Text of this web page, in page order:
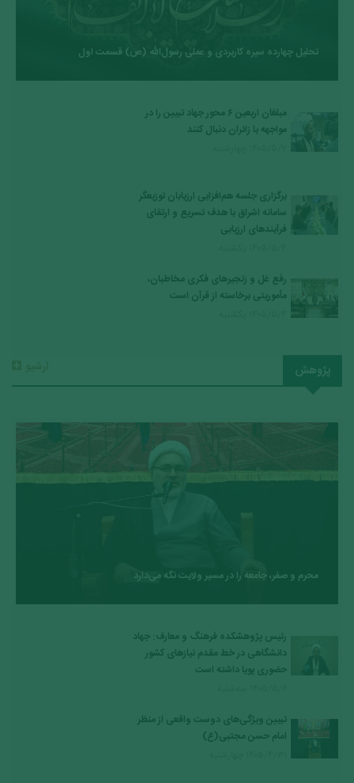
تحلیل چهارده سیره کاربردی و عملی رسول‌الله (ص) قسمت اول
مبلغان اربعین ۶ محور جهاد تبیین را در
مواجهه با زائران دنبال کنند
برگزاری جلسه هم‌افزایی ارزیابان توزیعگر
سامانه اشراق با هدف تسریع و ارتقای
فرآیندهای ارزیابی
رفع غل‌ و زنجیرهای فکری مخاطبان،
مأموریتی برخاسته از قرآن است
پژوهش
محرم و صفر، جامعه را در مسیر ولایت نگه می‌دارد
رئیس پژوهشکده فرهنگ و معارف: جهاد
دانشگاهی در خط مقدم نیازهای کشور
حضوری پویا داشته است
تبیین ویژگی‌های دوست واقعی از منظر
امام حسن مجتبی(ع)